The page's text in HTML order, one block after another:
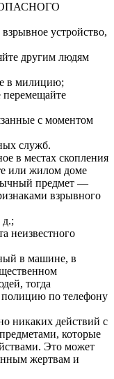
устройство,
другим людям
в милицию;
перемещайте
с моментом
служб.
в местах скопления
или жилом доме
предмет —
взрывного
неизвестного
в машине, в
тогда
полицию по телефону
никаких действий с
которые
Это может
жертвам и